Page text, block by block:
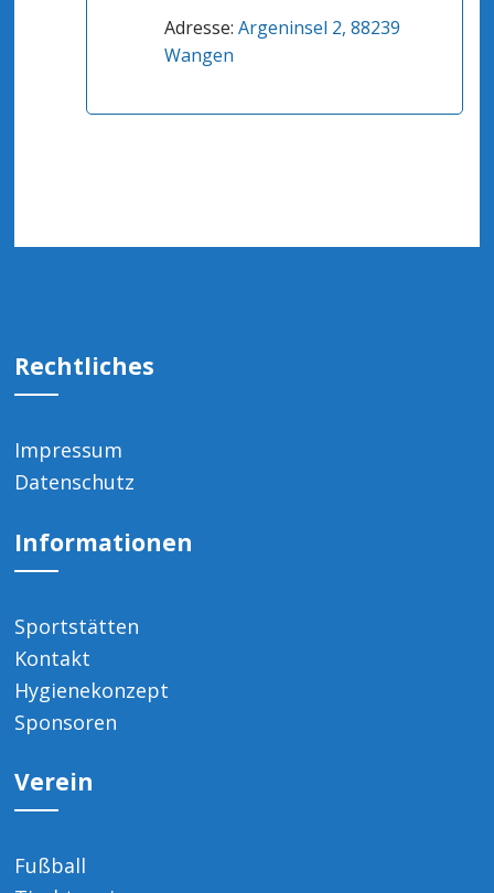
Adresse:Argeninsel 2, 88239
Wangen
Rechtliches
Impressum
Datenschutz
Informationen
Sportstätten
Kontakt
Hygienekonzept
Sponsoren
Verein
Fußball